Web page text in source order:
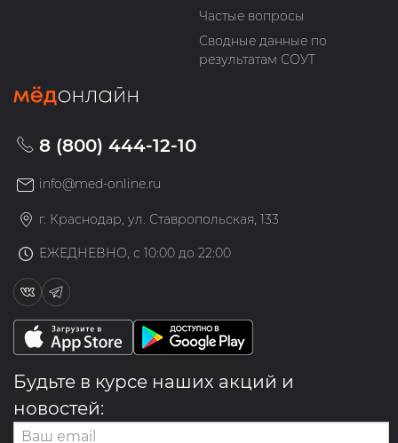
Частые вопросы
Сводные данные по
результатам СОУТ
8 (800) 444-12-10
info@med-online.ru
г. Краснодар, ул. Ставропольская, 133
ЕЖЕДНЕВНО, с 10:00 до 22:00
Будьте в курсе наших акций и
новостей: